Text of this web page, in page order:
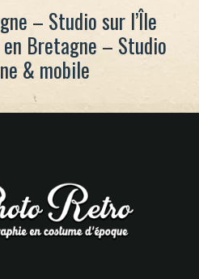
– Studio sur l’Île
Bretagne – Studio
& mobile